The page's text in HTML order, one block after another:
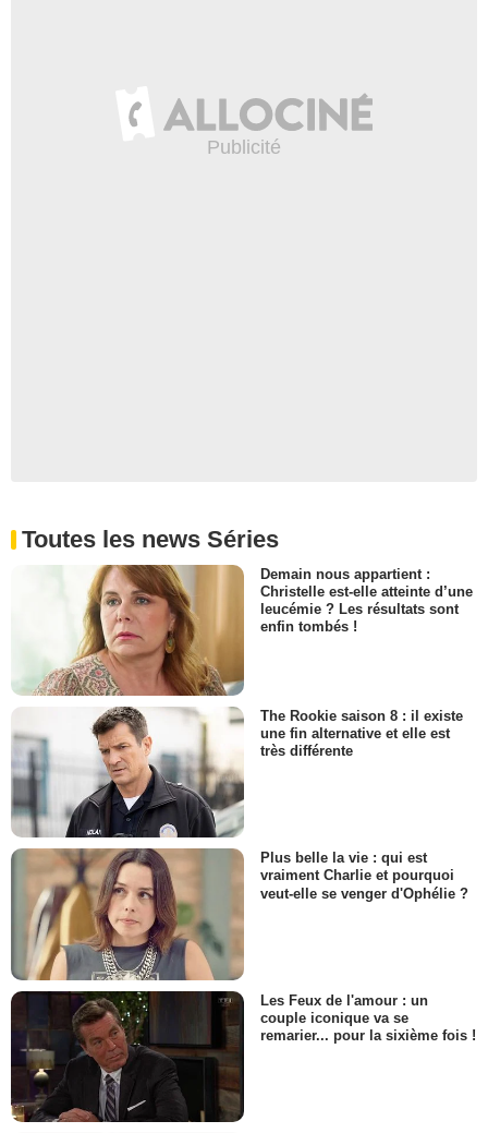
Toutes les news Séries
Demain nous appartient :
Christelle est-elle atteinte d’une
leucémie ? Les résultats sont
enfin tombés !
The Rookie saison 8 : il existe
une fin alternative et elle est
très différente
Plus belle la vie : qui est
vraiment Charlie et pourquoi
veut-elle se venger d'Ophélie ?
Les Feux de l'amour : un
couple iconique va se
remarier... pour la sixième fois !